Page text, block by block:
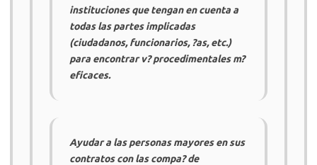
instituciones que tengan en cuenta a
todas las partes implicadas
(ciudadanos, funcionarios, ?as, etc.)
para encontrar v? procedimentales m?
eficaces.
Ayudar a las personas mayores en sus
contratos con las compa? de